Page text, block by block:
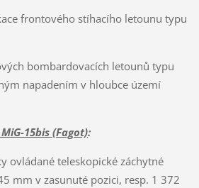
frontového stíhacího letounu typu
bombardovacích letounů typu
napadením v hloubce území
15bis (Fagot):
ovládané teleskopické záchytné
mm v zasunuté pozici, resp. 1 372